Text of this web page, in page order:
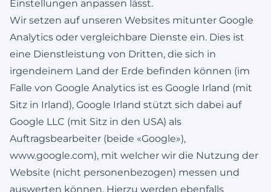
Einstellungen anpassen lässt.
Wir setzen auf unseren Websites mitunter Google
Analytics oder vergleichbare Dienste ein. Dies ist
eine Dienstleistung von Dritten, die sich in
irgendeinem Land der Erde befinden können (im
Falle von Google Analytics ist es Google Irland (mit
Sitz in Irland), Google Irland stützt sich dabei auf
Google LLC (mit Sitz in den USA) als
Auftragsbearbeiter (beide «Google»),
www.google.com), mit welcher wir die Nutzung der
Website (nicht personenbezogen) messen und
auswerten können. Hierzu werden ebenfalls